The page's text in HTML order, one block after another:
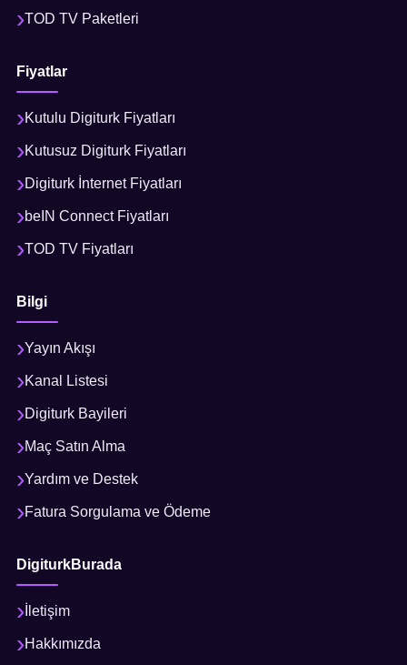
TOD TV Paketleri
Fiyatlar
Kutulu Digiturk Fiyatları
Kutusuz Digiturk Fiyatları
Digiturk İnternet Fiyatları
beIN Connect Fiyatları
TOD TV Fiyatları
Bilgi
Yayın Akışı
Kanal Listesi
Digiturk Bayileri
Maç Satın Alma
Yardım ve Destek
Fatura Sorgulama ve Ödeme
DigiturkBurada
İletişim
Hakkımızda